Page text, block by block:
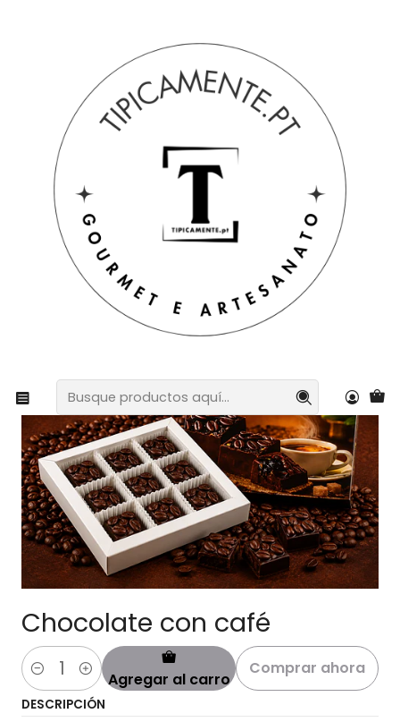
Bebidas y Gourmet bombones
Chocolate con café
Chocolate con café
Cantidad Agregar al carro
Comprar ahora
DESCRIPCIÓN